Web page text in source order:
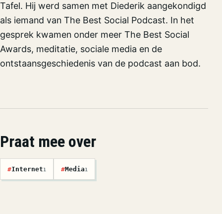
Tafel. Hij werd samen met Diederik aangekondigd
als iemand van The Best Social Podcast. In het
gesprek kwamen onder meer The Best Social
Awards, meditatie, sociale media en de
ontstaansgeschiedenis van de podcast aan bod.
Praat mee over
#Internet1 #Media1